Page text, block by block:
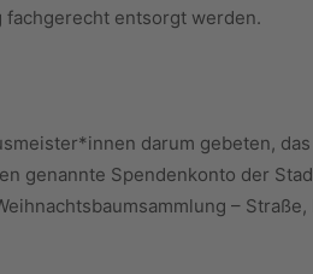
fachgerecht entsorgt werden.
darum gebeten,
genannte Spendenkonto der
– Straße,